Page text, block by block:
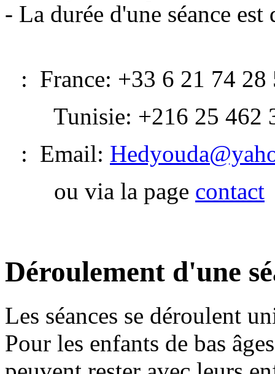
- La durée d'une séance
: France: +33 6 21 74 28
Tunisie: +216 25 462
: Email:
ou via la page contact
Déroulement d'une
Les séances se déroulent
Pour les enfants de bas